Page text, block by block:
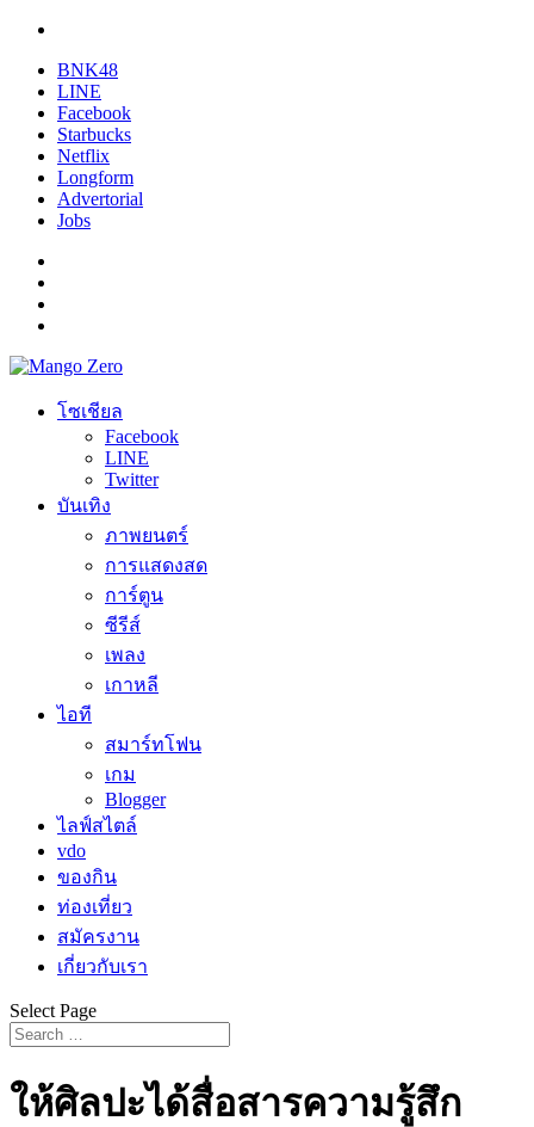
BNK48
LINE
Facebook
Starbucks
Netflix
Longform
Advertorial
Jobs
โซเชียล
Facebook
LINE
Twitter
บันเทิง
ภาพยนตร์
การแสดงสด
การ์ตูน
ซีรีส์
เพลง
เกาหลี
ไอที
สมาร์ทโฟน
เกม
Blogger
ไลฟ์สไตล์
vdo
ของกิน
ท่องเที่ยว
สมัครงาน
เกี่ยวกับเรา
Select Page
ให้ศิลปะได้สื่อสารความรู้สึก